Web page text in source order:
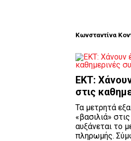
Κωνσταντίνα
ΕΚΤ:
στις
Τα μετρητά
«βασιλιά»
αυξάνεται το
πληρωμής.